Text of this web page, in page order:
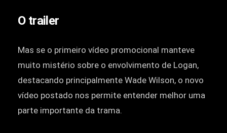
O trailer
Mas se o primeiro vídeo promocional manteve
muito mistério sobre o envolvimento de Logan,
destacando principalmente Wade Wilson, o novo
vídeo postado nos permite entender melhor uma
parte importante da trama.